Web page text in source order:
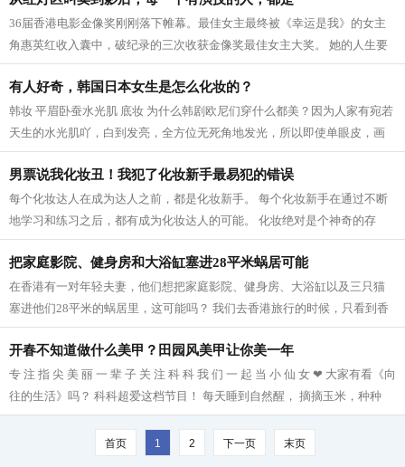
36届香港电影金像奖刚刚落下帷幕。最佳女主最终被《幸运是我》的女主
角惠英红收入囊中，破纪录的三次收获金像奖最佳女主大奖。 她的人生要
是拍成电影，那票房一准能过十亿。...
有人好奇，韩国日本女生是怎么化妆的？
韩妆 平眉卧蚕水光肌 底妆 为什么韩剧欧尼们穿什么都美？因为人家有宛若
天生的水光肌吖，白到发亮，全方位无死角地发光，所以即使单眼皮，画
裸妆都美。 韩妆最重要的是底妆，日...
男票说我化妆丑！我犯了化妆新手最易犯的错误
每个化妆达人在成为达人之前，都是化妆新手。 每个化妆新手在通过不断
地学习和练习之后，都有成为化妆达人的可能。 化妆绝对是个神奇的存
在，可以化腐朽为神奇，化丑女为女神...
把家庭影院、健身房和大浴缸塞进28平米蜗居可能
在香港有一对年轻夫妻，他们想把家庭影院、健身房、大浴缸以及三只猫
塞进他们28平米的蜗居里，这可能吗？ 我们去香港旅行的时候，只看到香
港繁华的车水马龙和琳琅满目的店铺，...
开春不知道做什么美甲？田园风美甲让你美一年
专 注 指 尖 美 丽 一 辈 子 关 注 科 科 我 们 一 起 当 小 仙 女 ❤ 大家有看《向
往的生活》吗？ 科科超爱这档节目！ 每天睡到自然醒， 摘摘玉米，种种
花。 这样的田园生活真的是幸...
首页 1 2 下一页 末页